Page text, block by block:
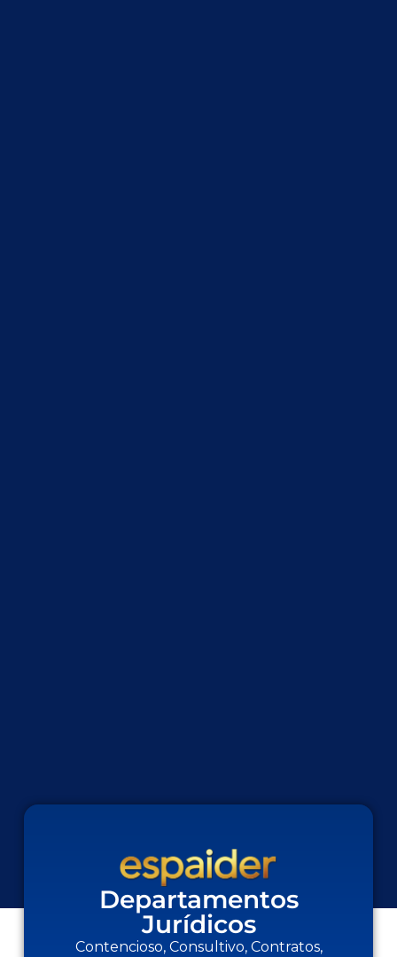
Departamentos
Jurídicos
Contencioso, Consultivo, Contratos,